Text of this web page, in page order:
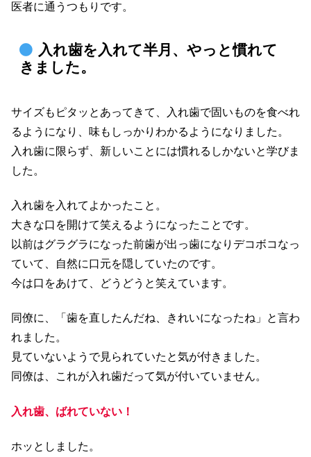
医者に通うつもりです。
入れ歯を入れて半月、やっと慣れて
きました。
サイズもピタッとあってきて、入れ歯で固いものを食べれ
るようになり、味もしっかりわかるようになりました。
入れ歯に限らず、新しいことには慣れるしかないと学びま
した。
入れ歯を入れてよかったこと。
大きな口を開けて笑えるようになったことです。
以前はグラグラになった前歯が出っ歯になりデコボコなっ
ていて、自然に口元を隠していたのです。
今は口をあけて、どうどうと笑えています。
同僚に、「歯を直したんだね、きれいになったね」と言わ
れました。
見ていないようで見られていたと気が付きました。
同僚は、これが入れ歯だって気が付いていません。
入れ歯、ばれていない！
ホッとしました。